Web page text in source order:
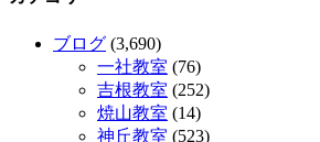
ブログ (3,690)
一社教室 (76)
吉根教室 (252)
焼山教室 (14)
神丘教室 (523)